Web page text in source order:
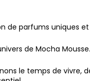
de parfums uniques et
de Mocha Mousse.
le temps de vivre,